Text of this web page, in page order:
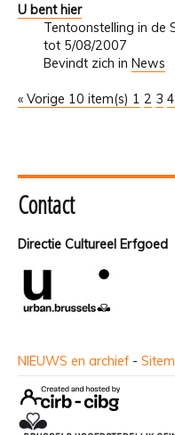
U bent hier
Tentoonstelling in de
tot 5/08/2007
Bevindt zich in News
« Vorige 10 item(s) 1 2 3 4
Contact
Directie Cultureel Erfgoed
NIEUWS en archief -